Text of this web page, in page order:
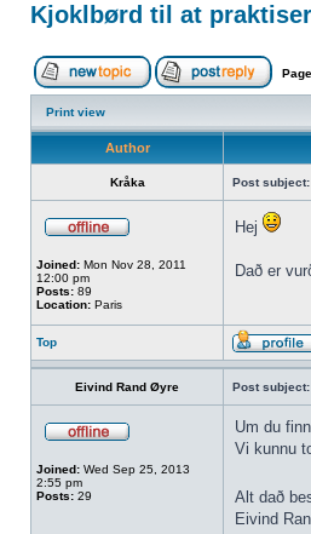
Kjoklbørd til at
Page
Print view
Author
Kråka Post subject:
Joined: Mon Nov 28, 2011
12:00 pm
Posts: 89
Location: Paris
Hej
Dað er
Top
Eivind Rand Øyre Post subject:
Joined: Wed Sep 25, 2013
2:55 pm
Posts: 29
Um du
Vi kunnu
Alt dað
Eivind